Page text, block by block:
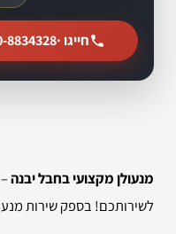
חייגו ·8834328
מנעולן מקצועי בחבל יבנה
לשירותכם! בספק שירות